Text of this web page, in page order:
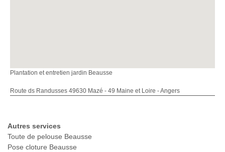
Plantation et entretien jardin Beausse
Route ds Randusses 49630 Mazé - 49 Maine et Loire - Angers
Autres services
Toute de pelouse Beausse
Pose cloture Beausse